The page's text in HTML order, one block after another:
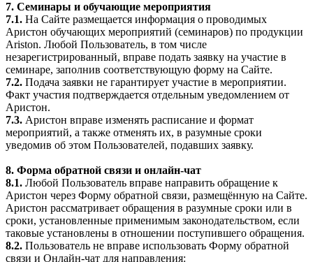
7. Семинары и обучающие мероприятия
7.1. На Сайте размещается информация о проводимых
Аристон обучающих мероприятий (семинаров) по продукции
Ariston. Любой Пользователь, в том числе
незарегистрированный, вправе подать заявку на участие в
семинаре, заполнив соответствующую форму на Сайте.
7.2. Подача заявки не гарантирует участие в мероприятии.
Факт участия подтверждается отдельным уведомлением от
Аристон.
7.3. Аристон вправе изменять расписание и формат
мероприятий, а также отменять их, в разумные сроки
уведомив об этом Пользователей, подавших заявку.
8. Форма обратной связи и онлайн-чат
8.1. Любой Пользователь вправе направить обращение к
Аристон через Форму обратной связи, размещённую на Сайте.
Аристон рассматривает обращения в разумные сроки или в
сроки, установленные применимым законодательством, если
таковые установлены в отношении поступившего обращения.
8.2. Пользователь не вправе использовать Форму обратной
связи и Онлайн-чат для направления: